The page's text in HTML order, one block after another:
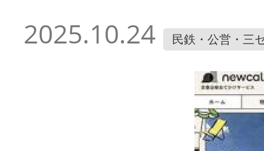
2025.10.24 民鉄・公営・三